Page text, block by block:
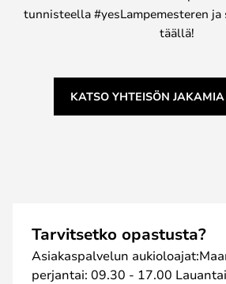
tunnisteella #yesLampemesteren
täällä!
KATSO YHTEISÖN
Tarvitsetko opastusta?
Asiakaspalvelun
perjantai: 09.30 - 17.00